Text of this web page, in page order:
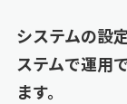
システムの設
ステムで運用
ます。